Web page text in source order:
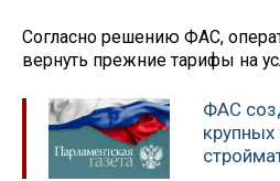
Согласно решению ФАС,
вернуть прежние тарифы на
ФАС
крупных